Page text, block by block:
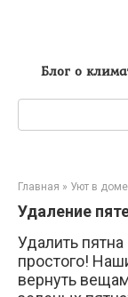
Блог о
Главная » Уют в доме
Удаление
Удалить
простого!
вернуть